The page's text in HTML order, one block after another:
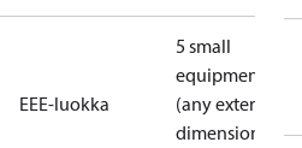
EEE-luokka
5 small
equipment
(any external
dimension <